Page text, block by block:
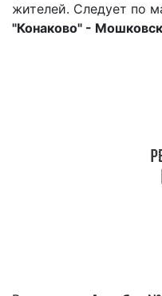
жителей. Следует по
"Конаково" -